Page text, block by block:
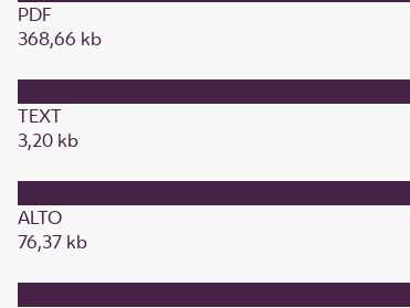
PDF
368,66 kb
TEXT
3,20 kb
ALTO
76,37 kb